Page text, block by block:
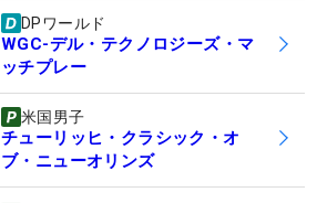
DPワールド
WGC-デル・テクノロジーズ・マ
ッチプレー
米国男子
チューリッヒ・クラシック・オ
ブ・ニューオリンズ